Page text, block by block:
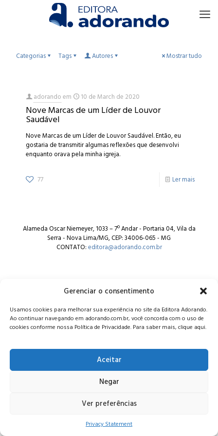
Gerenciar o consentimento
Usamos cookies para melhorar sua experiência no site da Editora Adorando.
Ao continuar navegando em adorando.com.br, você concorda com o uso de
cookies conforme nossa Política de Privacidade. Para saber mais, clique aqui.
Aceitar
Negar
Ver preferências
Privacy Statement
Categorias Tags Autores Mostrar tudo
adorandoem 10 de March de 2020
Nove Marcas de um Líder de Louvor
Saudável
Nove Marcas de um Líder de Louvor Saudável. Então, eu
gostaria de transmitir algumas reflexões que desenvolvi
enquanto orava pela minha igreja.
77 Ler mais
Alameda Oscar Niemeyer, 1033 – 7º Andar - Portaria 04, Vila da
Serra - Nova Lima/MG, CEP: 34006-065 - MG
CONTATO:editora@adorando.com.br
© Editora Adorando 2026. Todos os direitos reservados.
Consulte nossapolítica de privacidade.